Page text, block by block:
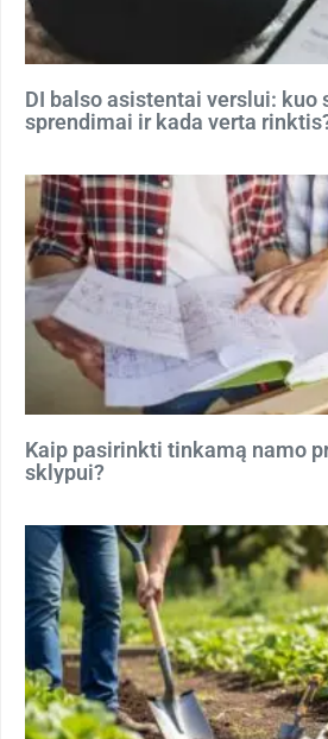
DI balso asistentai verslui:
sprendimai ir kada verta
Kaip pasirinkti tinkamą namo
sklypui?